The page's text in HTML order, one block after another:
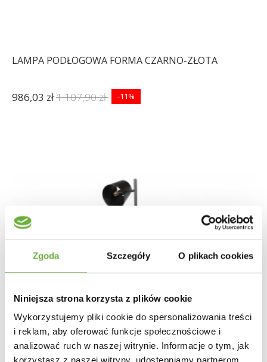
Zgoda Szczegóły O plikach cookies
Niniejsza strona korzysta z plików cookie
Wykorzystujemy pliki cookie do spersonalizowania treści
i reklam, aby oferować funkcje społecznościowe i
analizować ruch w naszej witrynie. Informacje o tym, jak
korzystasz z naszej witryny, udostępniamy partnerom
LAMPA PODŁOGOWA FORMA CZARNO-ZŁOTA
986,03 zł1 107,90 zł -11%